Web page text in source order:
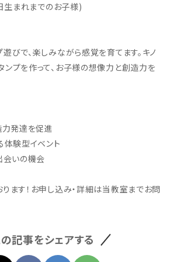
まれまでのお子様)
びで、楽しみながら感覚を育てます。キノ
ンプを作って、お子様の想像力と創造力を
力発達を促進
験型イベント
会いの機会
ます！お申し込み・詳細は当教室までお問
記事をシェアする